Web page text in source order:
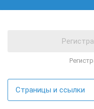
Страницы и ссылки